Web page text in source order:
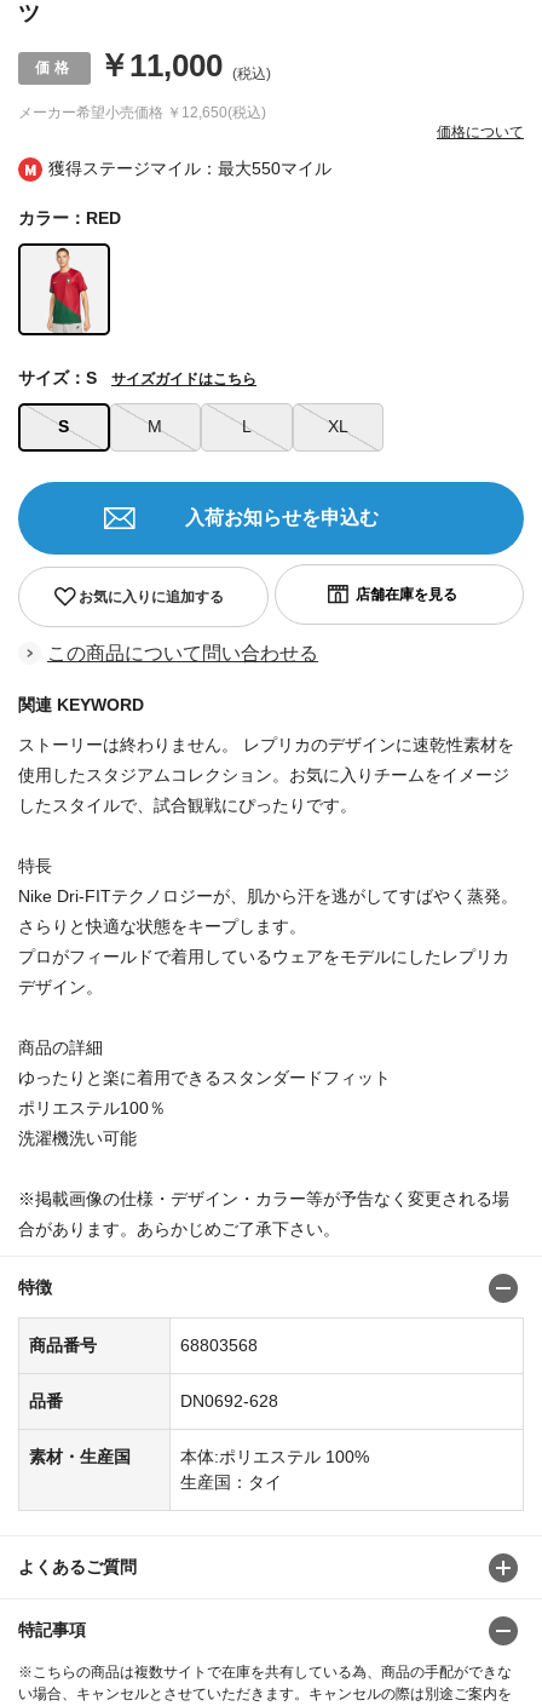
獲得ステージマイル：最大550マイル
ツ
メーカー希望小売価格 ￥12,650(税込)
￥11,000 (税込)
価格について
カラー：RED
S M L XL
サイズ：S サイズガイドはこちら
お気に入りに追加する
入荷お知らせを申込む
この商品について問い合わせる
関連 KEYWORD
ストーリーは終わりません。 レプリカのデザインに速乾性素材を
使用したスタジアムコレクション。お気に入りチームをイメージ
したスタイルで、試合観戦にぴったりです。
特長
Nike Dri-FITテクノロジーが、肌から汗を逃がしてすばやく蒸発。
さらりと快適な状態をキープします。
プロがフィールドで着用しているウェアをモデルにしたレプリカ
デザイン。
商品の詳細
ゆったりと楽に着用できるスタンダードフィット
ポリエステル100％
洗濯機洗い可能
※掲載画像の仕様・デザイン・カラー等が予告なく変更される場
合があります。あらかじめご了承下さい。
特徴
商品番号 68803568
品番 DN0692-628
素材・生産国
本体:ポリエステル 100%
生産国：タイ
よくあるご質問
特記事項
※こちらの商品は複数サイトで在庫を共有している為、商品の手配ができな
い場合、キャンセルとさせていただきます。キャンセルの際は別途ご案内を